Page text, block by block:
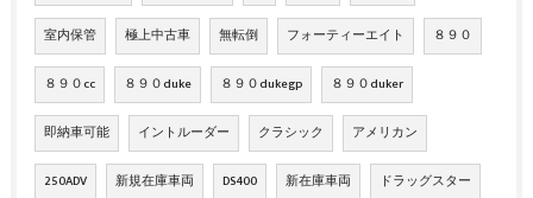
室内保管 極上中古車 無転倒 フォーティーエイト ８９０
８９０cc ８９０duke ８９０dukegp ８９０duker
即納車可能 イントルーダー クラシック アメリカン
250ADV 新規在庫車両 DS400 新在庫車両 ドラッグスター